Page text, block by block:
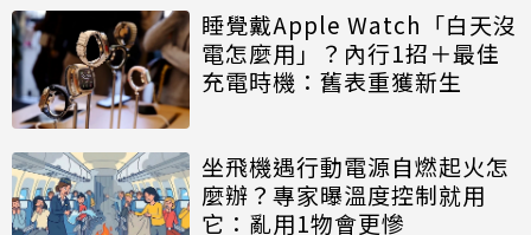
睡覺戴Apple Watch「白天沒
電怎麼用」？內行1招＋最佳
充電時機：舊表重獲新生
坐飛機遇行動電源自燃起火怎
麼辦？專家曝溫度控制就用
它：亂用1物會更慘